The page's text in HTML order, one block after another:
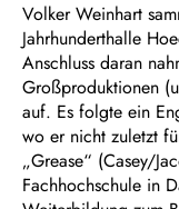
Volker Weinhart
Jahrhunderthalle
Anschluss daran
Großproduktionen
auf. Es folgte ein
wo er nicht zuletzt
„Grease“ (Casey/
Fachhochschule in